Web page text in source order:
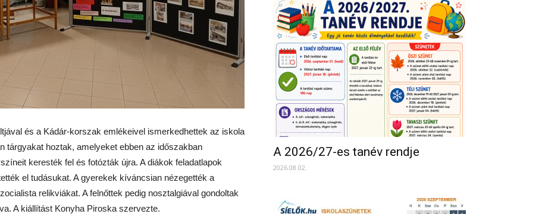
és a Kádár-korszak emlékeivel ismerkedhettek az iskola
tárgyakat hoztak, amelyeket ebben az időszakban
keresték fel és fotózták újra. A diákok feladatlapok
el tudásukat. A gyerekek kíváncsian nézegették a
relikviákat. A felnőttek pedig nosztalgiával gondoltak
A kiállítást Konyha Piroska szervezte.
A 2026/27-es tanév rendje
2026.08.02.